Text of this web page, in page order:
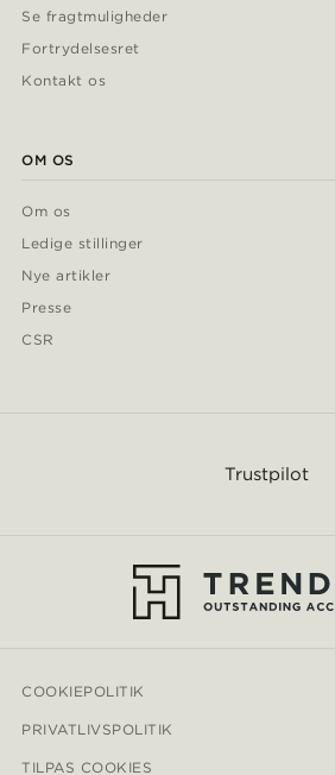
Se fragtmuligheder
Fortrydelsesret
Kontakt os
OM OS
Om os
Ledige stillinger
Nye artikler
Presse
CSR
Trustpilot
COOKIEPOLITIK
PRIVATLIVSPOLITIK
TILPAS COOKIES